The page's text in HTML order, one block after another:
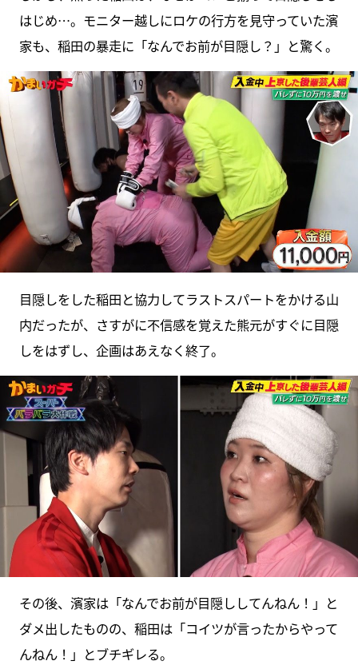
はじめ…。モニター越しにロケの行方を見守っていた濱
家も、稲田の暴走に「なんでお前が目隠し？」と驚く。
目隠しをした稲田と協力してラストスパートをかける山
内だったが、さすがに不信感を覚えた熊元がすぐに目隠
しをはずし、企画はあえなく終了。
その後、濱家は「なんでお前が目隠ししてんねん！」と
ダメ出したものの、稲田は「コイツが言ったからやって
んねん！」とブチギレる。